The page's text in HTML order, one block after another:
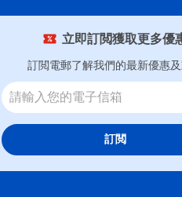
立即訂閲獲取更多優
訂閲電郵了解我們的最新優惠
訂閲